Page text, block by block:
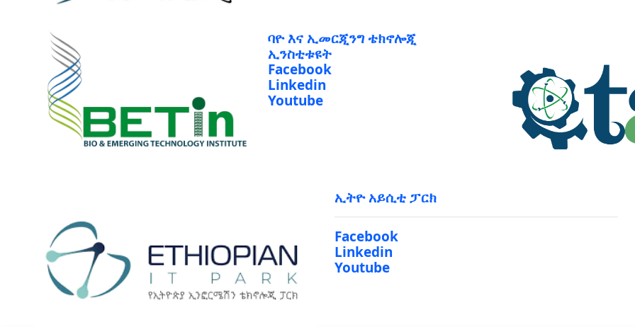
ባዮ እና ኢመርጂንግ ቴክኖሎጂ
ኢንስቲቱዩት
Facebook
Linkedin
Youtube
ኢትዮ አይሲቲ ፓርክ
Facebook
Linkedin
Youtube